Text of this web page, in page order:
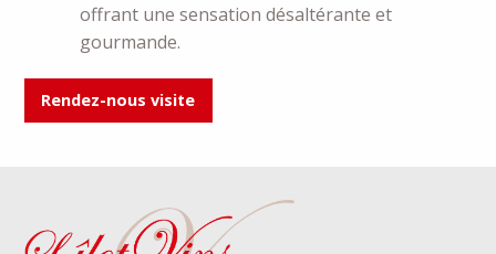
offrant une sensation désaltérante et
gourmande.
Rendez-nous visite